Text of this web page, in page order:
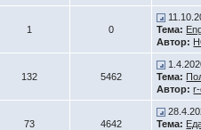
1 0
Тема:
Автор:
132 5462
Тема:
Автор:
73 4642
Тема: